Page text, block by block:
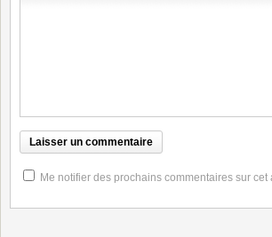
Me notifier des prochains commentaires sur cet